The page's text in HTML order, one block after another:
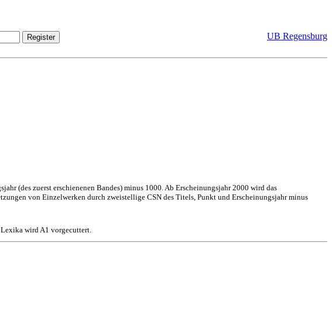
UB Regensburg
(des zuerst erschienenen Bandes) minus 1000. Ab Erscheinungsjahr 2000 wird das
von Einzelwerken durch zweistellige CSN des Titels, Punkt und Erscheinungsjahr minus
wird A1 vorgecuttert.